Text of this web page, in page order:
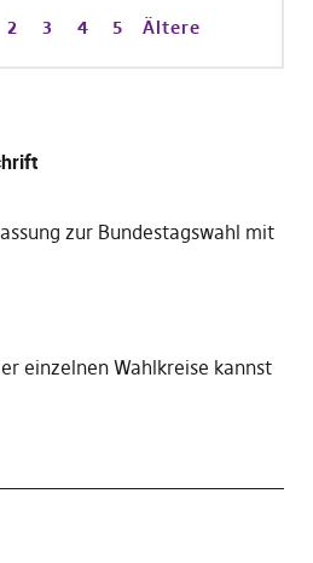
2 3 4 5 Ältere
zur Bundestagswahl mit
einzelnen Wahlkreise kannst